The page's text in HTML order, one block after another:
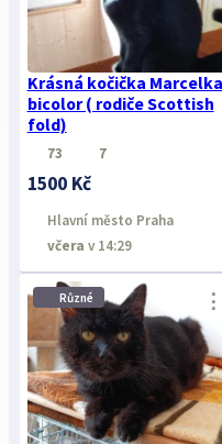
Krásná kočička Marcelka
bicolor ( rodiče Scottish
fold)
73 7
1500 Kč
Hlavní město Praha
včera v 14:29
Různé ⋮